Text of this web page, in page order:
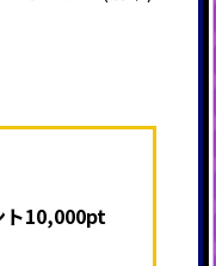
ト10,000pt